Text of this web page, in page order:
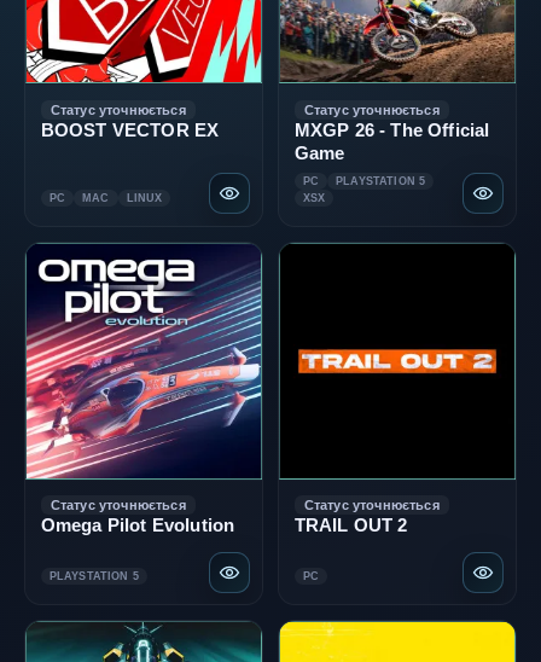
Статус уточнюється
BOOST VECTOR EX
PC MAC LINUX
Статус уточнюється
MXGP 26 - The Official
Game
PC
PLAYSTATION 5
XSX
Статус уточнюється
Omega Pilot Evolution
PLAYSTATION 5
Статус уточнюється
TRAIL OUT 2
PC